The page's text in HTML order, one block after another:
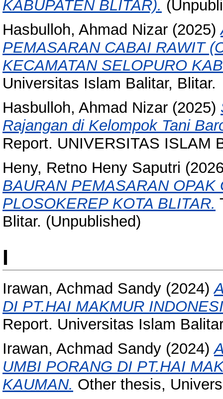
KABUPATEN BLITAR).
Hasbulloh, Ahmad Nizar (2025)
PEMASARAN CABAI RAWIT
KECAMATAN SELOPURO
Universitas Islam Balitar, Blitar.
Hasbulloh, Ahmad Nizar (2025)
Rajangan di Kelompok Tani
Report. UNIVERSITAS ISLAM
Heny, Retno Heny Saputri
BAURAN PEMASARAN
PLOSOKEREP KOTA BLITAR.
Blitar. (Unpublished)
I
Irawan, Achmad Sandy (2024)
DI PT.HAI MAKMUR
Report. Universitas Islam
Irawan, Achmad Sandy (2024)
UMBI PORANG DI PT.HAI
KAUMAN. Other thesis,